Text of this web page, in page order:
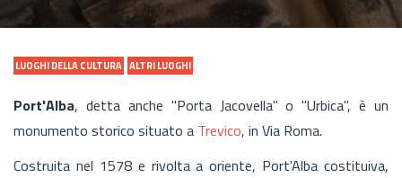
LUOGHI DELLA CULTURA ALTRI LUOGHI
Port'Alba, detta anche "Porta Jacovella" o "Urbica", è un
monumento storico situato a Trevico, in Via Roma.
Costruita nel 1578 e rivolta a oriente, Port'Alba costituiva,